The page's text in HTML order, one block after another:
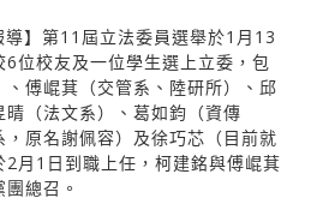
導】第11屆立法委員選舉於1月13
6位校友及一位學生選上立委，包
傅崐萁（交管系、陸研所）、邱
（法文系）、葛如鈞（資傳
原名謝佩容）及徐巧芯（目前就
月1日到職上任，柯建銘與傅崐萁
總召。